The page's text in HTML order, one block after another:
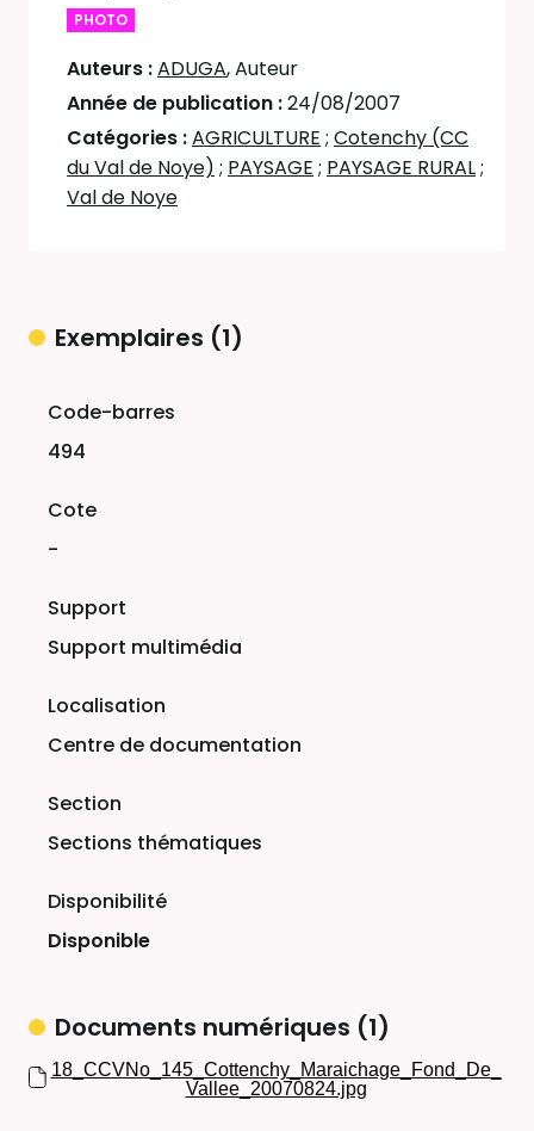
PHOTO
Auteurs :ADUGA, Auteur
Année de publication :24/08/2007
Catégories :AGRICULTURE ; Cotenchy (CC
du Val de Noye) ; PAYSAGE ; PAYSAGE RURAL;
Val de Noye
Exemplaires (1)
494
-
Support multimédia
Centre de documentation
Sections thématiques
Disponible
Documents numériques (1)
18_CCVNo_145_Cottenchy_Maraichage_Fond_De_
Vallee_20070824.jpg